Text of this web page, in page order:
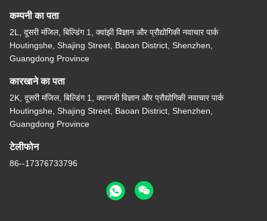
कम्पनी का पता
2L, दूसरी मंजिल, बिल्डिंग 1, क्वांझी विज्ञान और प्रौद्योगिकी नवाचार पार्क
Houtingshe, Shajing Street, Baoan District, Shenzhen,
Guangdong Province
कारखाने का पता
2K, दूसरी मंजिल, बिल्डिंग 1, क्वानजी विज्ञान और प्रौद्योगिकी नवाचार पार्क
Houtingshe, Shajing Street, Baoan District, Shenzhen,
Guangdong Province
टेलीफोन
86--17376733796